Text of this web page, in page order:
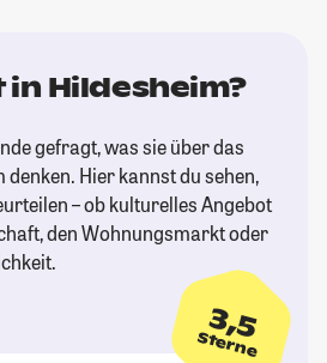
in Hildesheim?
gefragt, was sie über das
denken. Hier kannst du sehen,
– ob kulturelles Angebot
den Wohnungsmarkt oder
3,5
Sterne